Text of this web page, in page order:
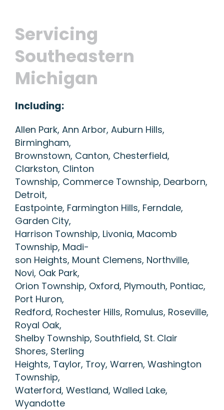
Servicing
Southeastern
Michigan
Including:
Allen Park, Ann Arbor, Auburn Hills,
Birmingham,
Brownstown, Canton, Chesterfield,
Clarkston, Clinton
Township, Commerce Township, Dearborn,
Detroit,
Eastpointe, Farmington Hills, Ferndale,
Garden City,
Harrison Township, Livonia, Macomb
Township, Madi-
son Heights, Mount Clemens, Northville,
Novi, Oak Park,
Orion Township, Oxford, Plymouth, Pontiac,
Port Huron,
Redford, Rochester Hills, Romulus, Roseville,
Royal Oak,
Shelby Township, Southfield, St. Clair
Shores, Sterling
Heights, Taylor, Troy, Warren, Washington
Township,
Waterford, Westland, Walled Lake,
Wyandotte